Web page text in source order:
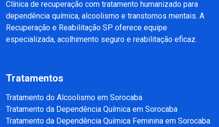
Clínica de recuperação com tratamento humanizado para
dependência química, alcoolismo e transtornos mentais. A
Recuperação e Reabilitação SP oferece equipe
especializada, acolhimento seguro e reabilitação eficaz.
Tratamentos
Tratamento do Alcoolismo em Sorocaba
Tratamento da Dependência Química em Sorocaba
Tratamento da Dependência Química Feminina em Sorocaba